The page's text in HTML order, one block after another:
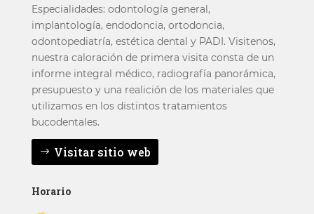
Especialidades: odontología general,
implantología, endodoncia, ortodoncia,
odontopediatría, estética dental y PADI. Visitenos,
nuestra caloración de primera visita consta de un
informe integral médico, radiografía panorámica,
presupuesto y una realición de los materiales que
utilizamos en los distintos tratamientos
bucodentales.
Visitar sitio web
Horario